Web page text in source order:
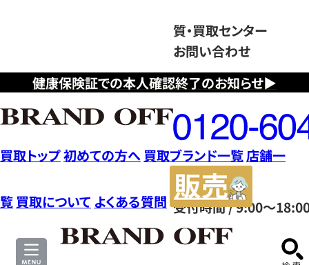
健康保険証での本人確認終了のお知らせ▶
質・買取センター
お問い合わせ
フ
リ
ー
ダ
イ
ヤ
ル
0120604117
受付時間 / 9:00～
買取トップ初めての方へ 買取ブランド一覧店舗一
覧 買取について よくある質問
サ